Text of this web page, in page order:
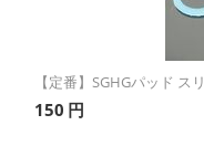
【定番】SGHGパッド ス
150 円